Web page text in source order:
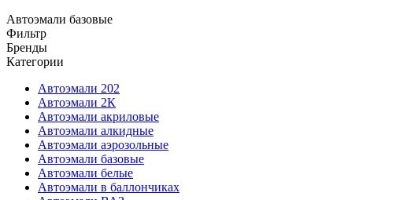
Автоэмали базовые
Фильтр
Бренды
Категории
Автоэмали 202
Автоэмали 2К
Автоэмали акриловые
Автоэмали алкидные
Автоэмали аэрозольные
Автоэмали базовые
Автоэмали белые
Автоэмали в баллончиках